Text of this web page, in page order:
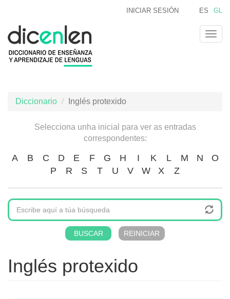
contido
principal
ES GL
INICIAR SESIÓN
Diccionario Inglés protexido
Selecciona unha inicial para ver as entradas
correspondentes:
A B C D E F G H I K L M N
O
P
R S T U V W X Z
Inglés protexido